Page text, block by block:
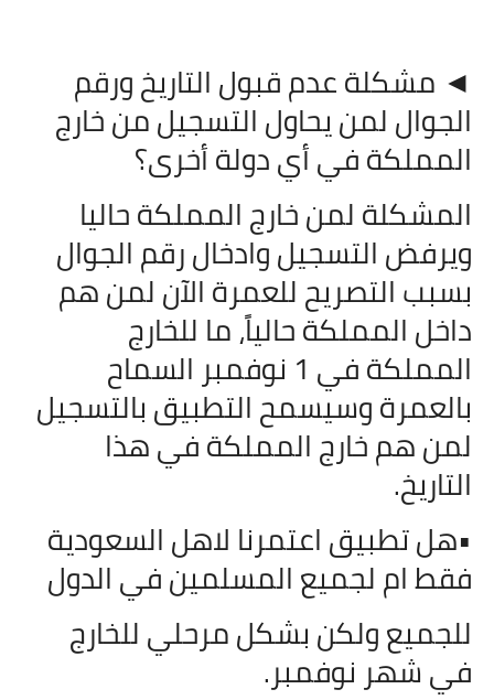
◄ مشكلة عدم قبول التاريخ ورقم
الجوال لمن يحاول التسجيل من خارج
المملكة في أي دولة أخرى؟
المشكلة لمن خارج المملكة حاليا
ويرفض التسجيل وادخال رقم الجوال
بسبب التصريح للعمرة الآن لمن هم
داخل المملكة حالياً، ما للخارج
المملكة في 1 نوفمبر السماح
بالعمرة وسيسمح التطبيق بالتسجيل
لمن هم خارج المملكة في هذا
التاريخ.
•هل تطبيق اعتمرنا لاهل السعودية
فقط ام لجميع المسلمين في الدول
للجميع ولكن بشكل مرحلي للخارج
في شهر نوفمبر.